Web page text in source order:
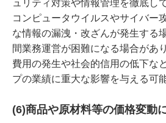
ュリティ対策や情報管理を徹底し
コンピュータウイルスやサイバー
な情報の漏洩・改ざんが発生する
間業務運営が困難になる場合があ
費用の発生や社会的信用の低下な
プの業績に重大な影響を与える可
(6)商品や原材料等の価格変動